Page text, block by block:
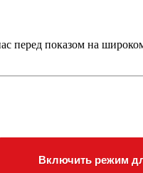
перед показом на
Включить режим